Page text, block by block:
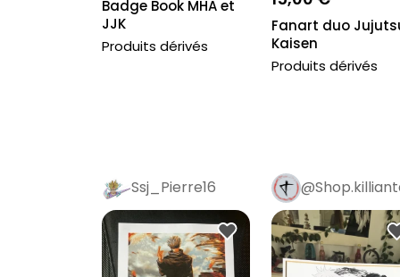
Badge Book MHA et
JJK
Produits dérivés
Fanart duo
Kaisen
Produits dérivés
Ssj_Pierre16